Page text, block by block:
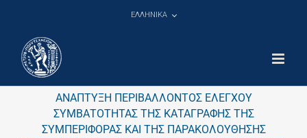
ΕΛΛΗΝΙΚΑ
ΑΝΑΠΤΥΞΗ ΠΕΡΙΒΑΛΛΟΝΤΟΣ ΕΛΕΓΧΟΥ
ΣΥΜΒΑΤΟΤΗΤΑΣ ΤΗΣ ΚΑΤΑΓΡΑΦΗΣ ΤΗΣ
ΣΥΜΠΕΡΙΦΟΡΑΣ ΚΑΙ ΤΗΣ ΠΑΡΑΚΟΛΟΥΘΗΣΗΣ